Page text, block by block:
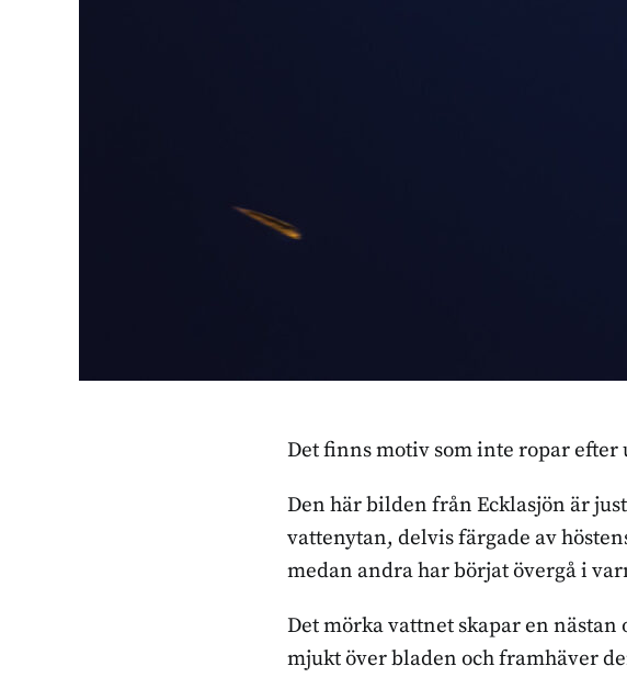
Det finns motiv som inte ropar efter
Den här bilden från Ecklasjön är
vattenytan, delvis färgade av
medan andra har börjat övergå i
Det mörka vattnet skapar en
mjukt över bladen och framhäver